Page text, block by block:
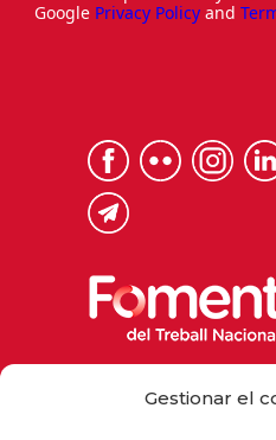
Gestionar el
Google Privacy Policy and